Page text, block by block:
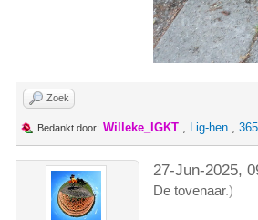
Zoek
Bedankt door: Willeke_IGKT , Lig-hen ,
27-Jun-2025,
De tovenaar.)